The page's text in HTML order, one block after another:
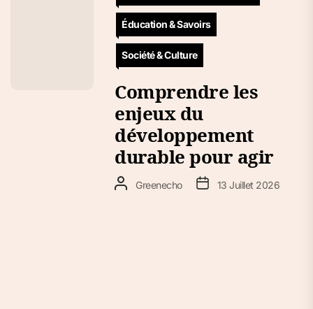
Éducation & Savoirs
Société & Culture
Comprendre les
enjeux du
développement
durable pour agir
Greenecho 13 Juillet 2026